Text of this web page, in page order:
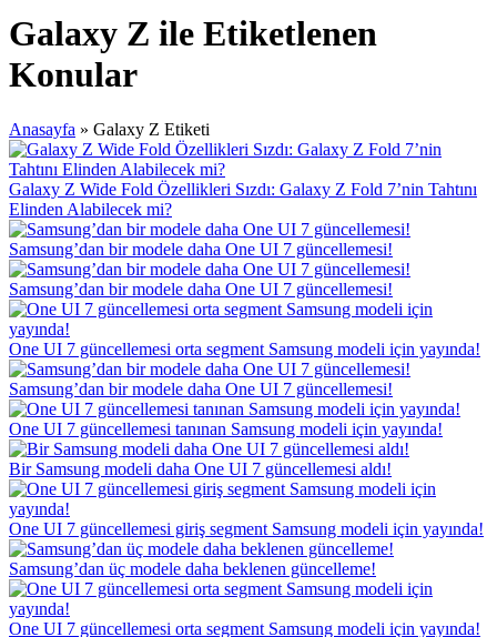
Galaxy Z ile Etiketlenen
Konular
Anasayfa » Galaxy Z Etiketi
Galaxy Z Wide Fold Özellikleri Sızdı: Galaxy Z Fold 7’nin Tahtını
Elinden Alabilecek mi?
Samsung’dan bir modele daha One UI 7 güncellemesi!
Samsung’dan bir modele daha One UI 7 güncellemesi!
One UI 7 güncellemesi orta segment Samsung modeli için yayında!
Samsung’dan bir modele daha One UI 7 güncellemesi!
One UI 7 güncellemesi tanınan Samsung modeli için yayında!
Bir Samsung modeli daha One UI 7 güncellemesi aldı!
One UI 7 güncellemesi giriş segment Samsung modeli için yayında!
Samsung’dan üç modele daha beklenen güncelleme!
One UI 7 güncellemesi orta segment Samsung modeli için yayında!